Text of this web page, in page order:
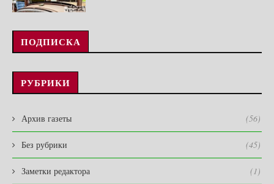
ПОДПИСКА
РУБРИКИ
Архив газеты (56)
Без рубрики (45)
Заметки редактора (1)